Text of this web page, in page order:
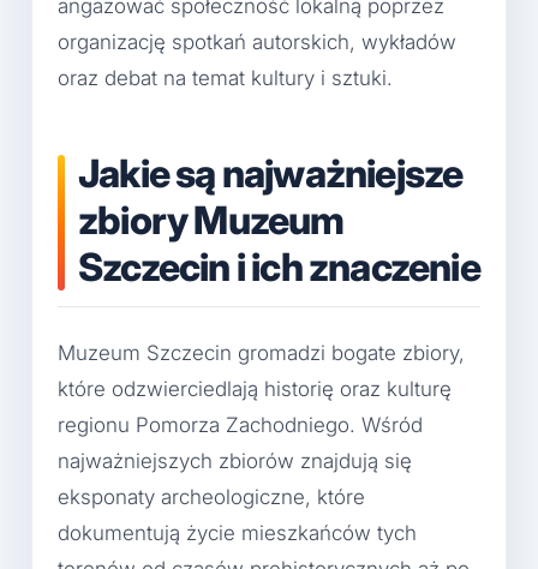
angażować społeczność lokalną poprzez
organizację spotkań autorskich, wykładów
oraz debat na temat kultury i sztuki.
Jakie są najważniejsze
zbiory Muzeum
Szczecin i ich znaczenie
Muzeum Szczecin gromadzi bogate zbiory,
które odzwierciedlają historię oraz kulturę
regionu Pomorza Zachodniego. Wśród
najważniejszych zbiorów znajdują się
eksponaty archeologiczne, które
dokumentują życie mieszkańców tych